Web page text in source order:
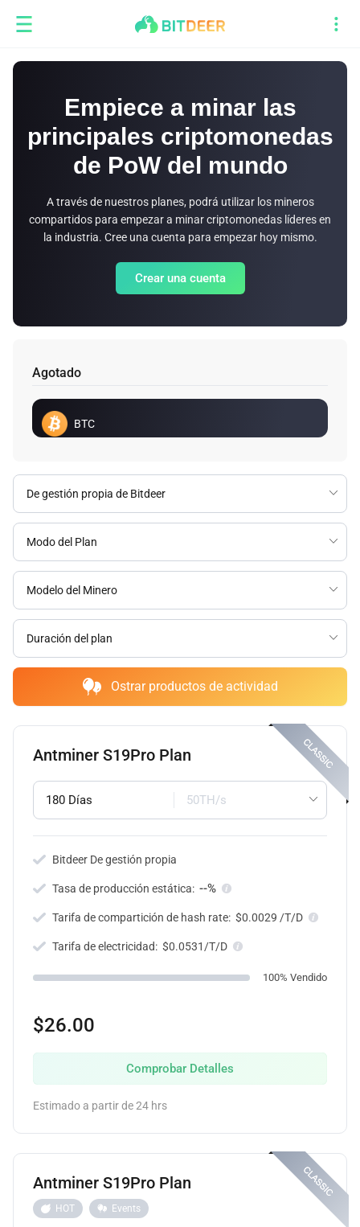
Empiece a minar las
principales criptomonedas
de PoW del mundo
A través de nuestros planes, podrá utilizar los mineros
compartidos para empezar a minar criptomonedas líderes en
la industria. Cree una cuenta para empezar hoy mismo.
Crear una cuenta
Agotado
BTC
Ostrar productos de actividad
Antminer S19Pro Plan
180 Días 50TH/s
Bitdeer De gestión propia
Tasa de producción estática: --%
Tarifa de compartición de hash rate: $0.0029 /T/D
Tarifa de electricidad: $0.0531/T/D
100% Vendido
$26.00
Comprobar Detalles
Estimado a partir de 24 hrs
Antminer S19Pro Plan
HOT Events